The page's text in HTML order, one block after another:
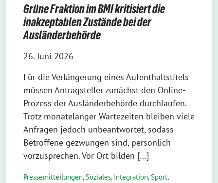
Grüne Fraktion im BMI kritisiert die
inakzeptablen Zustände bei der
Ausländerbehörde
26. Juni 2026
Für die Verlängerung eines Aufenthaltstitels
müssen Antragsteller zunächst den Online-
Prozess der Ausländerbehörde durchlaufen.
Trotz monatelanger Wartezeiten bleiben viele
Anfragen jedoch unbeantwortet, sodass
Betroffene gezwungen sind, persönlich
vorzusprechen. Vor Ort bilden […]
Pressemitteilungen,Soziales, Integration, Sport,